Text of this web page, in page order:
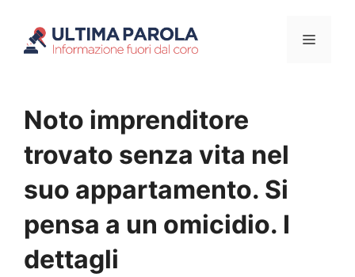
Menu
Noto imprenditore
trovato senza vita nel
suo appartamento. Si
pensa a un omicidio. I
dettagli